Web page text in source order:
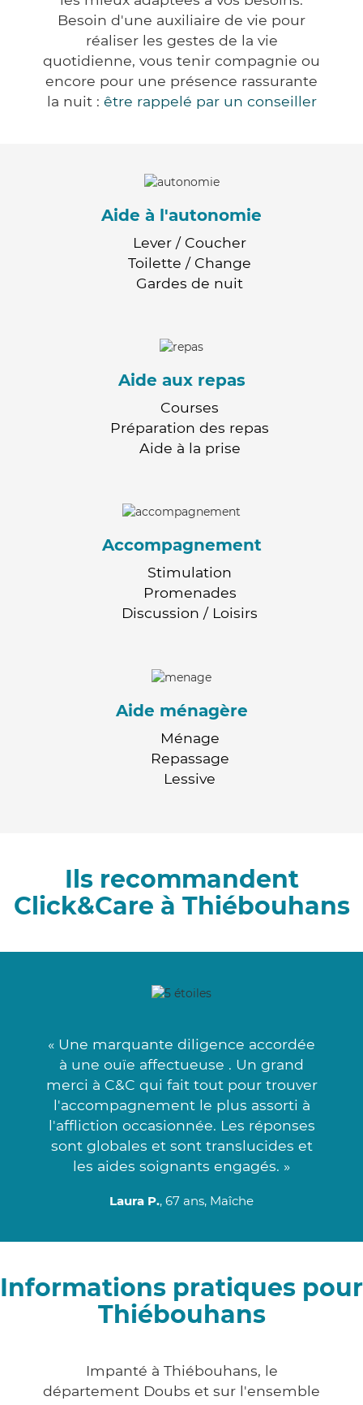
Besoin d'une auxiliaire de vie pour
réaliser les gestes de la vie
quotidienne, vous tenir compagnie ou
encore pour une présence rassurante
la nuit : être rappelé par un conseiller
Aide à l'autonomie
Lever / Coucher
Toilette / Change
Gardes de nuit
Aide aux repas
Courses
Préparation des repas
Aide à la prise
Accompagnement
Stimulation
Promenades
Discussion / Loisirs
Aide ménagère
Ménage
Repassage
Lessive
Ils recommandent
Click&Care à Thiébouhans
« Une marquante diligence accordée
à une ouïe affectueuse . Un grand
merci à C&C qui fait tout pour trouver
l'accompagnement le plus assorti à
l'affliction occasionnée. Les réponses
sont globales et sont translucides et
les aides soignants engagés. »
Laura P., 67 ans, Maîche
Informations pratiques pour
Thiébouhans
Impanté à Thiébouhans, le
département Doubs et sur l'ensemble